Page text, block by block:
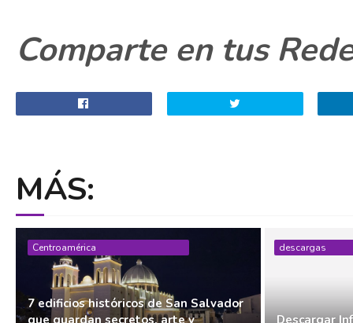
Comparte en tus
MÁS:
Centroamérica
7 edificios históricos de San Salvador
que guardan secretos, arte y
descargas
Descargar